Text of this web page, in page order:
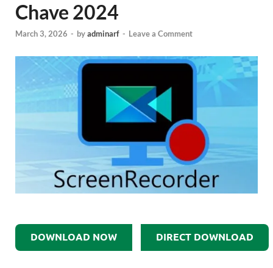
Chave 2024
March 3, 2026 - byadminarf - Leave a Comment
DOWNLOAD NOW DIRECT DOWNLOAD